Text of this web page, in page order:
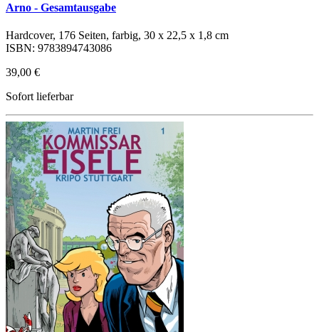
Arno - Gesamtausgabe
Hardcover, 176 Seiten, farbig, 30 x 22,5 x 1,8 cm
ISBN: 9783894743086
39,00 €
Sofort lieferbar